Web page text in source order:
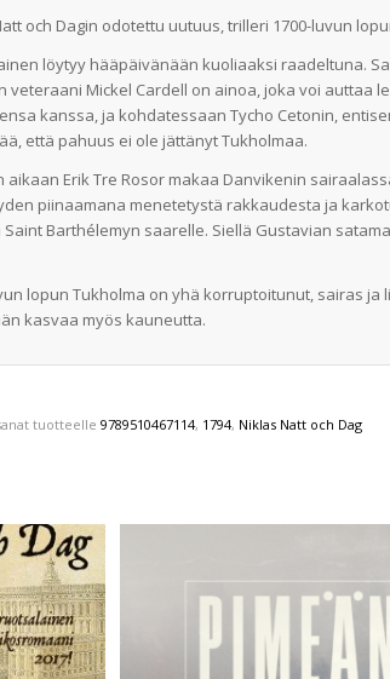
och Dagin odotettu uutuus, trilleri 1700-luvun
löytyy hääpäivänään kuoliaaksi raadeltuna.
veteraani Mickel Cardell on ainoa, joka voi auttaa
kanssa, ja kohdatessaan Tycho Cetonin,
että pahuus ei ole jättänyt Tukholmaa.
aikaan Erik Tre Rosor makaa Danvikenin
piinaamana menetetystä rakkaudesta ja
Saint Barthélemyn saarelle. Siellä Gustavian
lopun Tukholma on yhä korruptoitunut, sairas
kasvaa myös kauneutta.
tuotteelle 9789510467114, 1794, Niklas Natt och Dag